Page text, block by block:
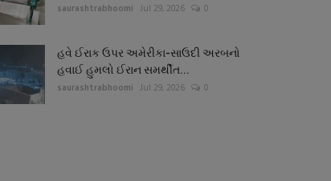
saurashtrabhoomi Jul 29, 2026 0
હવે ઈરાક ઉપર અમેરીકા-સાઉદી અરબનો
હવાઈ હુમલો ઈરાન સમર્થીત...
saurashtrabhoomi Jul 29, 2026 0